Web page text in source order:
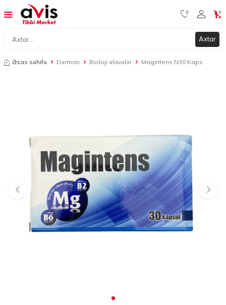
Axtar
0 0
Əsas səhifə Dərman Bioloji əlavələr Magintens N30 Kaps